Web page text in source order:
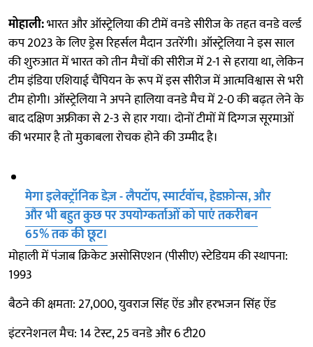
मोहाली:भारत और ऑस्ट्रेलिया की टीमें वनडे सीरीज के तहत वनडे वर्ल्ड
कप 2023 के लिए ड्रेस रिहर्सल मैदान उतरेंगी। ऑस्ट्रेलिया ने इस साल
की शुरुआत में भारत को तीन मैचों की सीरीज में 2-1 से हराया था, लेकिन
टीम इंडिया एशियाई चैंपियन के रूप में इस सीरीज में आत्मविश्वास से भरी
टीम होगी। ऑस्ट्रेलिया ने अपने हालिया वनडे मैच में 2-0 की बढ़त लेने के
बाद दक्षिण अफ्रीका से 2-3 से हार गया। दोनों टीमों में दिग्गज सूरमाओं
की भरमार है तो मुकाबला रोचक होने की उम्मीद है।
मेगा इलेक्ट्रॉनिक डेज़ - लैपटॉप, स्मार्टवॉच, हेडफ़ोन्स, और
और भी बहुत कुछ पर उपयोग्कर्ताओं को पाएं तकरीबन
65% तक की छूट।
मोहाली में पंजाब क्रिकेट असोसिएशन (पीसीए) स्टेडियम की स्थापना:
1993
बैठने की क्षमता: 27,000, युवराज सिंह ऐंड और हरभजन सिंह ऐंड
इंटरनेशनल मैच: 14 टेस्ट, 25 वनडे और 6 टी20